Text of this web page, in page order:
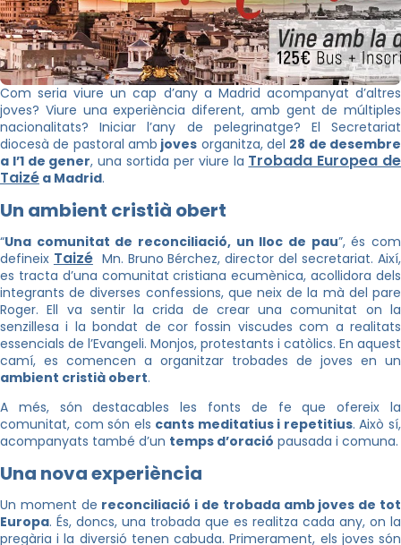
Com seria viure un cap d’any a Madrid acompanyat d’altres
joves? Viure una experiència diferent, amb gent de múltiples
nacionalitats? Iniciar l’any de pelegrinatge? El Secretariat
diocesà de pastoral amb joves organitza, del 28 de desembre
a l’1 de gener, una sortida per viure la Trobada Europea de
Taizé a Madrid.
Un ambient cristià obert
“Una comunitat de reconciliació, un lloc de pau”, és com
defineix TaizéMn. Bruno Bérchez, director del secretariat. Així,
es tracta d’una comunitat cristiana ecumènica, acollidora dels
integrants de diverses confessions, que neix de la mà del pare
Roger. Ell va sentir la crida de crear una comunitat on la
senzillesa i la bondat de cor fossin viscudes com a realitats
essencials de l’Evangeli. Monjos, protestants i catòlics. En aquest
camí, es comencen a organitzar trobades de joves en un
ambient cristià obert.
A més, són destacables les fonts de fe que ofereix la
comunitat, com són els cants meditatius i repetitius. Això sí,
acompanyats també d’un temps d’oració pausada i comuna.
Una nova experiència
Un moment de reconciliació i de trobada amb joves de tot
Europa. És, doncs, una trobada que es realitza cada any, on la
pregària i la diversió tenen cabuda. Primerament, els joves són